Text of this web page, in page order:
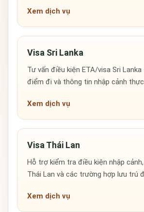
Xem dịch vụ
Visa Sri Lanka
Tư vấn điều kiện ETA/visa Sri
điểm đi và thông tin nhập cảnh
Xem dịch vụ
Visa Thái Lan
Hỗ trợ kiểm tra điều kiện nhập
Thái Lan và các trường hợp lưu trú
Xem dịch vụ